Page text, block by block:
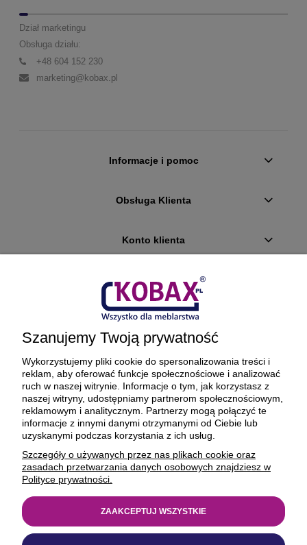
Dział marketingu
Obsługa działu:
+48 604 152 230
marketing@kobax.pl
Informacje i pomoc
Obsługa Klienta
Konto klienta
Płatności i dostawa
Ciekawostki
O firmie
BEZPIECZNE PŁATNOŚCI ORAZ DOSTAWA
Szanujemy Twoją prywatność
Wykorzystujemy pliki cookie do spersonalizowania treści i
reklam, aby oferować funkcje społecznościowe i analizować
ruch w naszej witrynie. Informacje o tym, jak korzystasz z
naszej witryny, udostępniamy partnerom społecznościowym,
reklamowym i analitycznym. Partnerzy mogą połączyć te
informacje z innymi danymi otrzymanymi od Ciebie lub
uzyskanymi podczas korzystania z ich usług.
Szczegóły o używanych przez nas plikach cookie oraz
zasadach przetwarzania danych osobowych znajdziesz w
Polityce prywatności.
ZAAKCEPTUJ WSZYSTKIE